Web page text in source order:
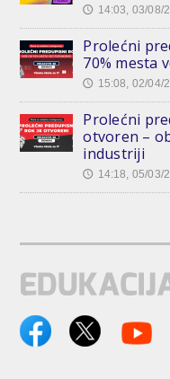
🕔 14:03, 03/08/
Prolećni
70% mesta
🕔 15:08, 02/04/
Prolećni
otvoren –
industriji
🕔 14:18, 05/03/